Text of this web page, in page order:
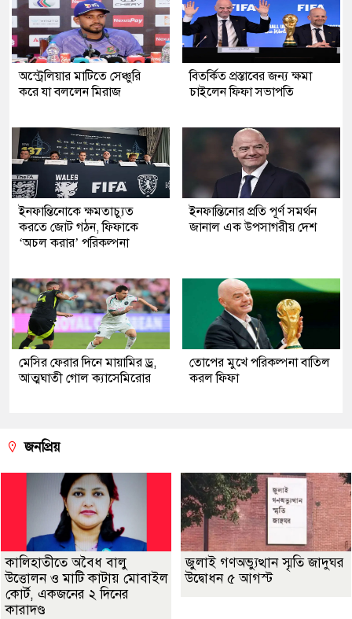
অস্ট্রেলিয়ার মাটিতে সেঞ্চুরি
করে যা বললেন মিরাজ
বিতর্কিত প্রস্তাবের জন্য ক্ষমা
চাইলেন ফিফা সভাপতি
ইনফান্তিনোকে ক্ষমতাচ্যুত
করতে জোট গঠন, ফিফাকে
‘অচল করার’ পরিকল্পনা
ইনফান্তিনোর প্রতি পূর্ণ সমর্থন
জানাল এক উপসাগরীয় দেশ
মেসির ফেরার দিনে মায়ামির ড্র,
আত্মঘাতী গোল ক্যাসেমিরোর
তোপের মুখে পরিকল্পনা বাতিল
করল ফিফা
জনপ্রিয়
কালিহাতীতে অবৈধ বালু
উত্তোলন ও মাটি কাটায় মোবাইল
কোর্ট, একজনের ২ দিনের
কারাদণ্ড
জুলাই গণঅভ্যুত্থান স্মৃতি জাদুঘর
উদ্বোধন ৫ আগস্ট